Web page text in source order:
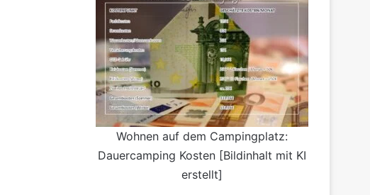
Wohnen auf dem Campingplatz:
Dauercamping Kosten [Bildinhalt mit KI
erstellt]